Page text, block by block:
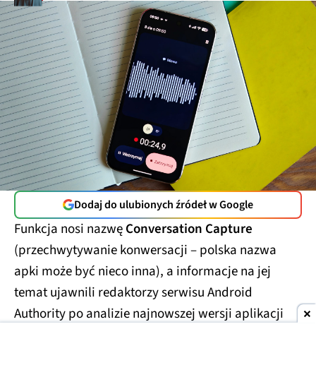
Dodaj do ulubionych źródeł w Google
Funkcja nosi nazwęConversation Capture
(przechwytywanie konwersacji – polska nazwa
apki może być nieco inna), a informacje na jej
temat ujawnili redaktorzy serwisu Android
Authority po analizie najnowszej wersji aplikacji